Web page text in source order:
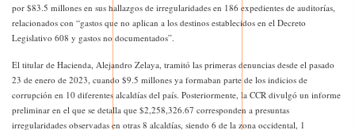
por $83.5 millones en sus hallazgos de irregularidades en 186 expedientes de auditorías,
relacionados con “gastos que no aplican a los destinos establecidos en el Decreto
Legislativo 608 y gastos no documentados”.
El titular de Hacienda, Alejandro Zelaya, tramitó las primeras denuncias desde el pasado
23 de enero de 2023, cuando $9.5 millones ya formaban parte de los indicios de
corrupción en 10 diferentes alcaldías del país. Posteriormente, la CCR divulgó un informe
preliminar en el que se detalla que $2,258,326.67 corresponden a presuntas
irregularidades observadas en otras 8 alcaldías, siendo 6 de la zona occidental, 1